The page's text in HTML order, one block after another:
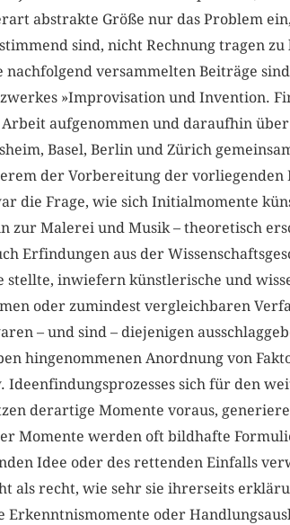
abstrakte Größe nur das Problem
sind, nicht Rechnung tragen zu
nachfolgend versammelten Beiträge
»Improvisation und Invention.
Arbeit aufgenommen und daraufhin
Basel, Berlin und Zürich
der Vorbereitung der
die Frage, wie sich Initialmomente
zur Malerei und Musik – theoretisch
Erfindungen aus der
stellte, inwiefern künstlerische und
oder zumindest vergleichbaren
– und sind – diejenigen
hingenommenen Anordnung von
Ideenfindungsprozesses sich für den
derartige Momente voraus,
Momente werden oft bildhafte
Idee oder des rettenden Einfalls
als recht, wie sehr sie ihrerseits
Erkenntnismomente oder